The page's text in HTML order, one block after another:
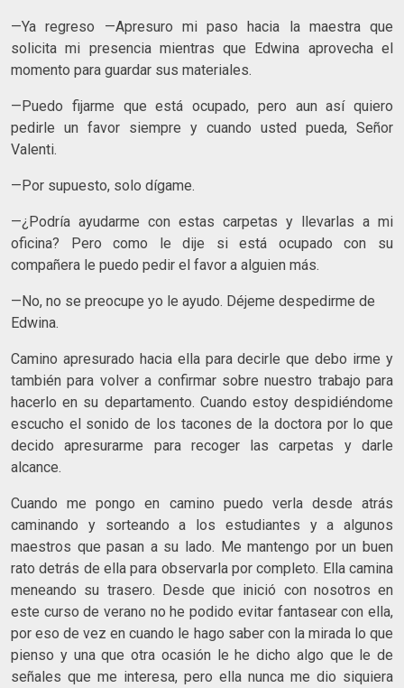
—Ya regreso —Apresuro mi paso hacia la maestra que
solicita mi presencia mientras que Edwina aprovecha el
momento para guardar sus materiales.
—Puedo fijarme que está ocupado, pero aun así quiero
pedirle un favor siempre y cuando usted pueda, Señor
Valenti.
—Por supuesto, solo dígame.
—¿Podría ayudarme con estas carpetas y llevarlas a mi
oficina? Pero como le dije si está ocupado con su
compañera le puedo pedir el favor a alguien más.
—No, no se preocupe yo le ayudo. Déjeme despedirme de
Edwina.
Camino apresurado hacia ella para decirle que debo irme y
también para volver a confirmar sobre nuestro trabajo para
hacerlo en su departamento. Cuando estoy despidiéndome
escucho el sonido de los tacones de la doctora por lo que
decido apresurarme para recoger las carpetas y darle
alcance.
Cuando me pongo en camino puedo verla desde atrás
caminando y sorteando a los estudiantes y a algunos
maestros que pasan a su lado. Me mantengo por un buen
rato detrás de ella para observarla por completo. Ella camina
meneando su trasero. Desde que inició con nosotros en
este curso de verano no he podido evitar fantasear con ella,
por eso de vez en cuando le hago saber con la mirada lo que
pienso y una que otra ocasión le he dicho algo que le de
señales que me interesa, pero ella nunca me dio siquiera